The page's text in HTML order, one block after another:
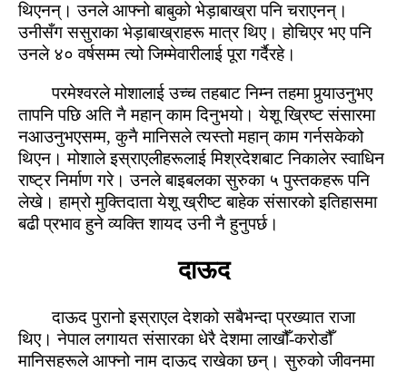
थिएनन्। उनले आफ्‍नो बाबुको भेड़ाबाख्रा पनि चराएनन्।
उनीसँग ससुराका भेड़ाबाख्राहरू मात्र थिए। होचिएर भए पनि
उनले ४० वर्षसम्‍म त्यो जिम्‍मेवारीलाई पूरा गर्दैरहे।
परमेश्‍वरले मोशालाई उच्‍च तहबाट निम्‍न तहमा पुर्‍याउनुभए
तापनि पछि अति नै महान् काम दिनुभयो। येशू ख्रिष्‍ट संसारमा
नआउनुभएसम्‍म, कुनै मानिसले त्‍यस्‍तो महान् काम गर्नसकेको
थिएन। मोशाले इस्राएलीहरूलाई मिश्रदेशबाट निकालेर स्‍वाधिन
राष्‍ट्र निर्माण गरे। उनले बाइबलका सुरुका ५ पुस्‍तकहरू पनि
लेखे। हाम्रो मुक्तिदाता येशू ख्रीष्‍ट बाहेक संसारको इतिहासमा
बढी प्रभाव हुने व्‍यक्ति शायद उनी नै हुनुपर्छ।
दाऊद
दाऊद पुरानो इस्राएल देशको सबैभन्‍दा प्रख्‍यात राजा
थिए। नेपाल लगायत संसारका धेरै देशमा लाखौँ-करोडौँ
मानिसहरूले आफ्‍नो नाम दाऊद राखेका छन्। सुरुको जीवनमा